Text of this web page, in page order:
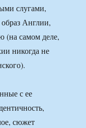
слугами,
Англии,
(на самом деле,
никогда не
с ее
сюжет